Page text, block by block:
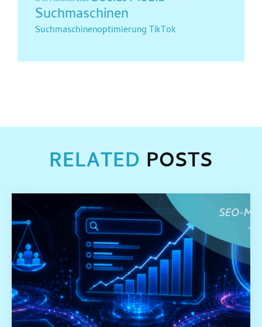
Suchmaschinen
Suchmaschinenoptimierung TikTok
RELATED POSTS